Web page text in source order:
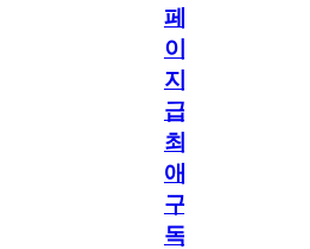
페
이
지
급!
최
애
구
독